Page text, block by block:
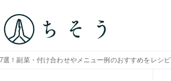
！副菜・付け合わせやメニュー例のおすすめをレシピ